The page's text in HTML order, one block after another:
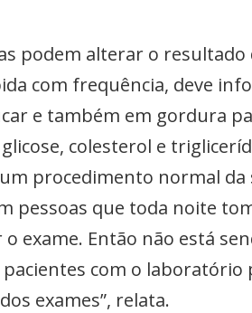
podem alterar o
com frequência, deve
e também em gordura
colesterol e
procedimento normal
pessoas que toda noite
exame. Então não está
com o laboratório
exames”, relata.